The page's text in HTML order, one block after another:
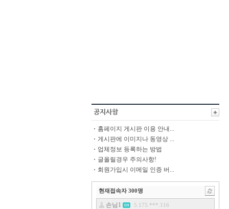
홈페이지 게시판 이용 안내...
게시판에 이미지나 동영상 ...
업체정보 등록하는 방법
글올릴경우 주의사항!
회원가입시 이메일 인증 버...
현재접속자 300명